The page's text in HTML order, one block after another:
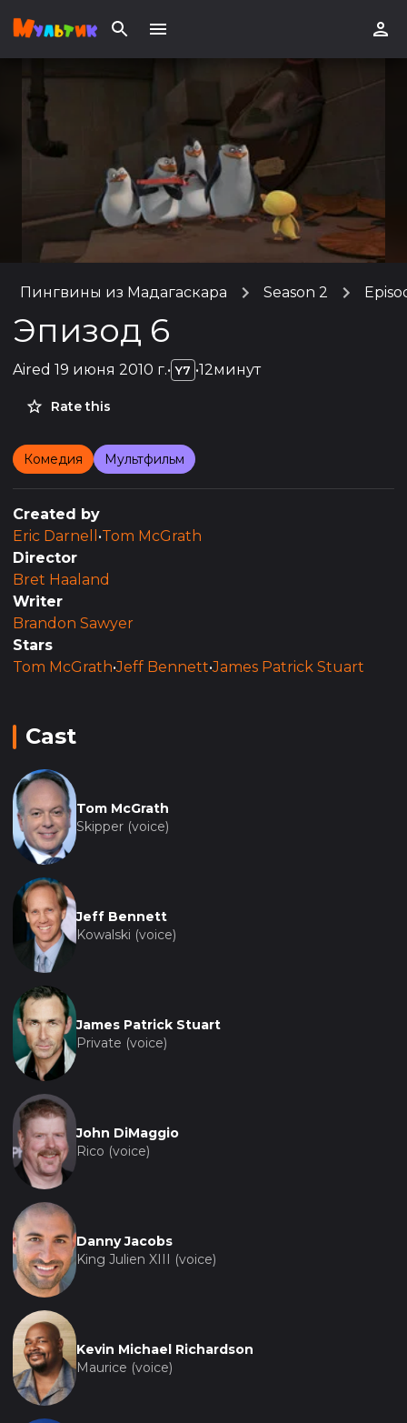
Пингвины из Мадагаскара Season 2
Эпизод 6
Aired 19 июня 2010 г.• Y7 •12минут
Rate this
Комедия Мультфильм
Created by
Eric Darnell •Tom McGrath
Director
Bret Haaland
Writer
Brandon Sawyer
Stars
Tom McGrath•Jeff Bennett•James Patrick Stuart
Cast
Tom McGrath
Skipper (voice)
Jeff Bennett
Kowalski (voice)
James Patrick Stuart
Private (voice)
John DiMaggio
Rico (voice)
Danny Jacobs
King Julien XIII (voice)
Kevin Michael Richardson
Maurice (voice)